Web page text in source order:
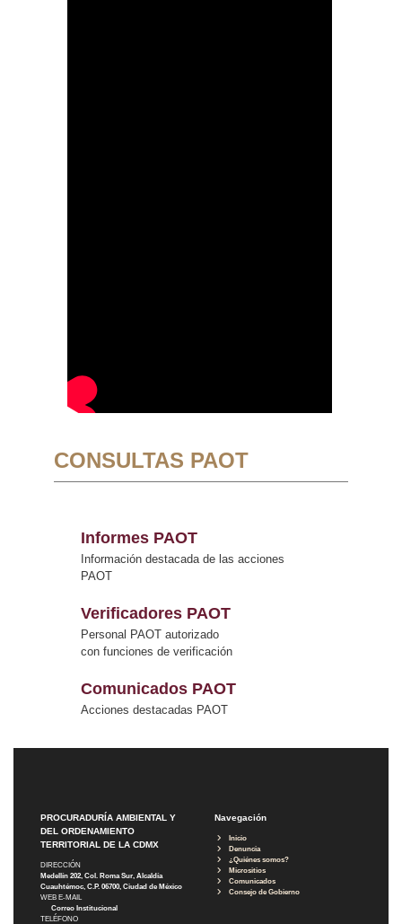
CONSULTAS PAOT
Informes PAOT
Información destacada de las acciones
PAOT
Verificadores PAOT
Personal PAOT autorizado
con funciones de verificación
Comunicados PAOT
Acciones destacadas PAOT
PROCURADURÍA AMBIENTAL Y
DEL ORDENAMIENTO
TERRITORIAL DE LA CDMX
DIRECCIÓN
Medellín 202, Col. Roma Sur, Alcaldía
Cuauhtémoc, C.P. 06700, Ciudad de México
WEB E-MAIL
Correo Institucional
TELÉFONO
Navegación
Inicio
Denuncia
¿Quiénes somos?
Micrositios
Comunicados
Consejo de Gobierno